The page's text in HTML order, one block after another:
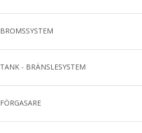
BROMSSYSTEM
TANK - BRÄNSLESYSTEM
FÖRGASARE